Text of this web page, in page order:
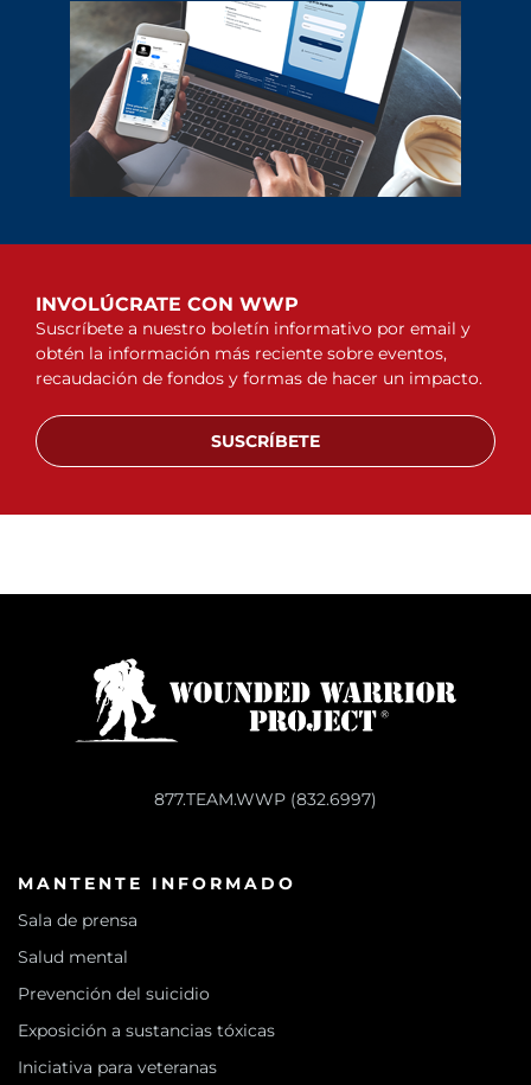
INVOLÚCRATE CON WWP
Suscríbete a nuestro boletín informativo por email y
obtén la información más reciente sobre eventos,
recaudación de fondos y formas de hacer un impacto.
SUSCRÍBETE
877.TEAM.WWP (832.6997)
MANTENTE INFORMADO
Sala de prensa
Salud mental
Prevención del suicidio
Exposición a sustancias tóxicas
Iniciativa para veteranas